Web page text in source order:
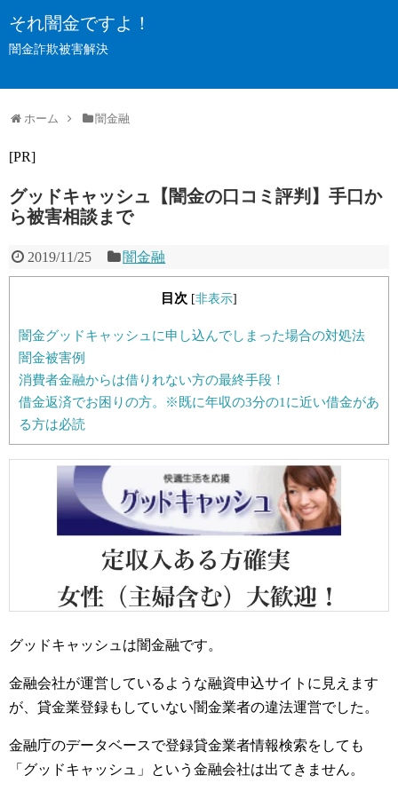
それ闇金ですよ！
闇金詐欺被害解決
ホーム 闇金融
[PR]
グッドキャッシュ【闇金の口コミ評判】手口か
ら被害相談まで
2019/11/25 闇金融
目次 [非表示]
闇金グッドキャッシュに申し込んでしまった場合の対処法
闇金被害例
消費者金融からは借りれない方の最終手段！
借金返済でお困りの方。※既に年収の3分の1に近い借金があ
る方は必読
グッドキャッシュは闇金融です。
金融会社が運営しているような融資申込サイトに見えます
が、貸金業登録もしていない闇金業者の違法運営でした。
金融庁のデータベースで登録貸金業者情報検索をしても
「グッドキャッシュ」という金融会社は出てきません。